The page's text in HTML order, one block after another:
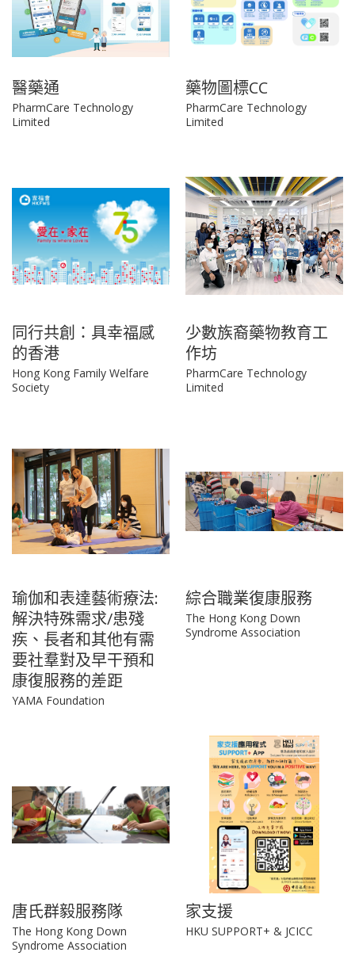
醫藥通
PharmCare Technology
Limited
藥物圖標CC
PharmCare Technology
Limited
同行共創：具幸福感
的香港
Hong Kong Family Welfare
Society
少數族裔藥物教育工
作坊
PharmCare Technology
Limited
瑜伽和表達藝術療法:
解決特殊需求/患殘
疾、長者和其他有需
要社羣對及早干預和
康復服務的差距
YAMA Foundation
綜合職業復康服務
The Hong Kong Down
Syndrome Association
唐氏群毅服務隊
The Hong Kong Down
Syndrome Association
家支援
HKU SUPPORT+ & JCICC